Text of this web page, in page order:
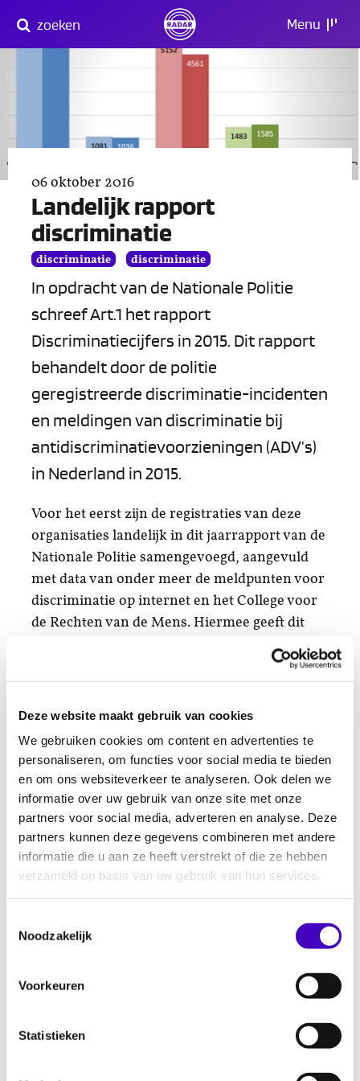
Deze website maakt gebruik van cookies
We gebruiken cookies om content en advertenties te
personaliseren, om functies voor social media te bieden
en om ons websiteverkeer te analyseren. Ook delen we
informatie over uw gebruik van onze site met onze
partners voor social media, adverteren en analyse. Deze
partners kunnen deze gegevens combineren met andere
informatie die u aan ze heeft verstrekt of die ze hebben
verzameld op basis van uw gebruik van hun services.
Noodzakelijk
Voorkeuren
Statistieken
naar
content
zoeken Menu
06 oktober 2016
Landelijk rapport
discriminatie
discriminatie discriminatie
In opdracht van de Nationale Politie
schreef Art.1 het rapport
Discriminatiecijfers in 2015. Dit rapport
behandelt door de politie
geregistreerde discriminatie-incidenten
en meldingen van discriminatie bij
antidiscriminatievoorzieningen (ADV’s)
in Nederland in 2015.
Voor het eerst zijn de registraties van deze
organisaties landelijk in dit jaarrapport van de
Nationale Politie samengevoegd, aangevuld
met data van onder meer de meldpunten voor
discriminatie op internet en het College voor
de Rechten van de Mens. Hiermee geeft dit
rapport een zo compleet mogelijk beeld van
ontwikkelingen in de omvang en aard van
-ervaringen.
Terwijl de registraties van politie, ADV’s en
het College voor de Rechten van de Mens
afnamen in 2015, zien we een stijging in de
meldingen bij de meldpunten voor
discriminatie op internet MiND en MDI. Een
opvallende bevinding is verder dat de politie,
ADV’s en MiND en MDI in 2015 meer
discriminatie-incidenten en meldingen
registreerden van discriminatie van moslims
vanwege hun geloof. Dit lijkt verband te
toestroom van asielzoekers en de negatieve
die context. Ook het aantal politieregistraties
over de grond seksuele gerichtheid steeg in
2015. Dit is grotendeels te herleiden naar de